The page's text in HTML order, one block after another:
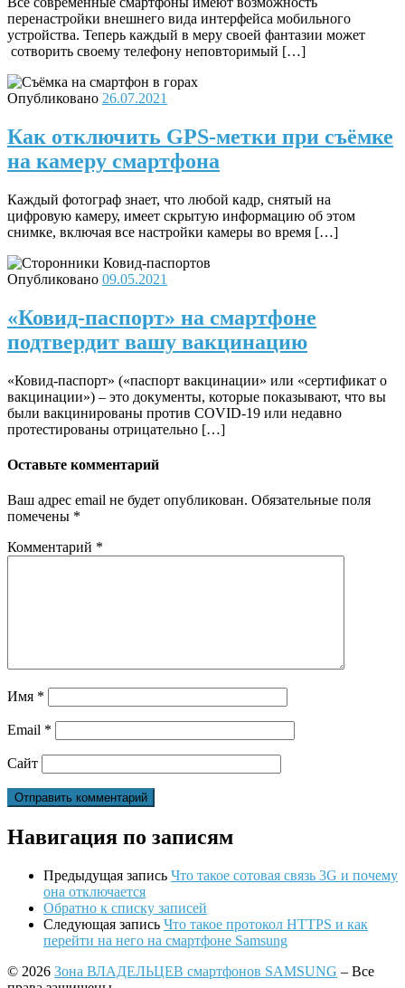
перенастройки внешнего вида интерфейса мобильного
устройства. Теперь каждый в меру своей фантазии может
сотворить своему телефону неповторимый […]
Опубликовано 26.07.2021
Как отключить GPS-метки при съёмке
на камеру смартфона
Каждый фотограф знает, что любой кадр, снятый на
цифровую камеру, имеет скрытую информацию об этом
снимке, включая все настройки камеры во время […]
Опубликовано 09.05.2021
«Ковид-паспорт» на смартфоне
подтвердит вашу вакцинацию
«Ковид-паспорт» («паспорт вакцинации» или «сертификат о
вакцинации») – это документы, которые показывают, что вы
были вакцинированы против COVID-19 или недавно
протестированы отрицательно […]
Оставьте комментарий
Ваш адрес email не будет опубликован. Обязательные поля
помечены *
Комментарий *
Имя *
Email *
Сайт
Навигация по записям
Предыдущая запись Что такое сотовая связь 3G и почему
она отключается
Обратно к списку записей
Следующая запись Что такое протокол HTTPS и как
перейти на него на смартфоне Samsung
© 2026 Зона ВЛАДЕЛЬЦЕВ смартфонов SAMSUNG – Все